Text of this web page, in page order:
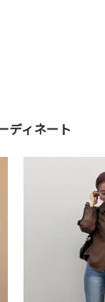
ディネート